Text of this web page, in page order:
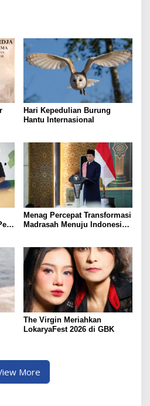
Hari Kepedulian Burung
Hantu Internasional
Menag Percepat Transformasi
Madrasah Menuju Indonesia
The Virgin Meriahkan
LokaryaFest 2026 di GBK
More